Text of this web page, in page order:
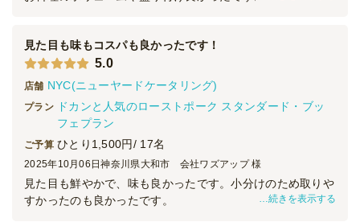
オードブル
締切 3日前19時
最低ご注文金額 100,000円
ケータリング
締切 7日前19時
定休日
最低ご注文金額 150,000 円
ただ、15時開始予定でしたが、15時時点でまだセッティン
グが完成しておらず、備品の入った段ボール等が会場に残っ
てしまっていた事が残念です。
たが、来賓客等がいたら困ったと思います。
評価の－1はそのためです。
参加者からも楽しかったとの声をいただき、2ndテーブルを
利用して良かったと思います。
見た目も味もコスパも良かったです！
5.0
店舗 NYC(ニューヤードケータリング)
プラン
ドカンと人気のローストポーク スタンダード・ブッ
フェプラン
ご予算 ひとり1,500円/ 17名
2025年10月06日神奈川県大和市 会社ワズアップ 様
見た目も鮮やかで、味も良かったです。小分けのため取りや
すかったのも良かったです。
続きを表示する